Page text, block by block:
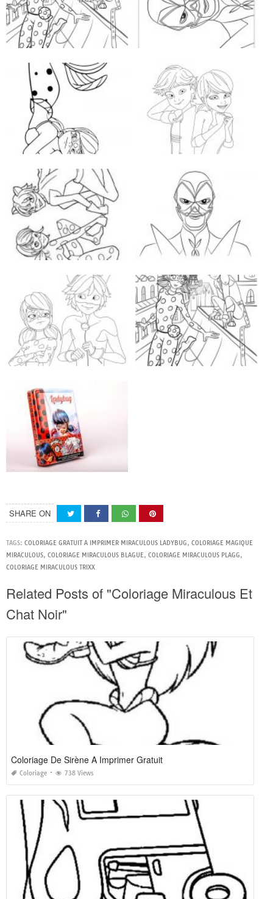
SHARE ON
TAGS: COLORIAGE GRATUIT A IMPRIMER MIRACULOUS LADYBUG, COLORIAGE MAGIQUE
MIRACULOUS, COLORIAGE MIRACULOUS BLAGUE, COLORIAGE MIRACULOUS PLAGG,
COLORIAGE MIRACULOUS TRIXX
Related Posts of "Coloriage Miraculous Et
Chat Noir"
Coloriage De Sirène A Imprimer Gratuit
Coloriage 738 Views